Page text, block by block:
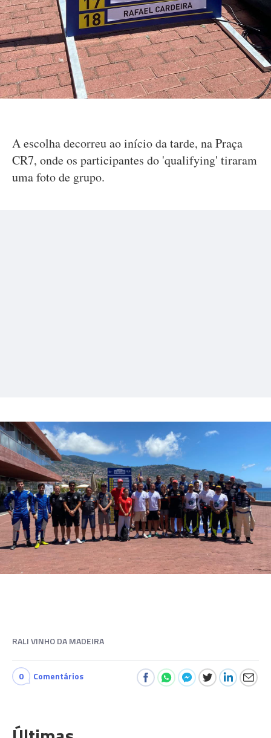
A escolha decorreu ao início da tarde, na Praça
CR7, onde os participantes do 'qualifying' tiraram
uma foto de grupo.
RALI VINHO DA MADEIRA
0 Comentários